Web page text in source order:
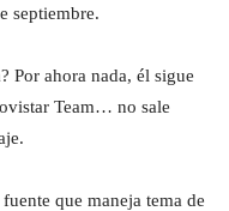
septiembre.
Por ahora nada, él sigue
Team… no sale
que maneja tema de